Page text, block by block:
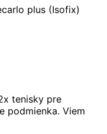
plus (Isofix)
tenisky pre
podmienka. Viem